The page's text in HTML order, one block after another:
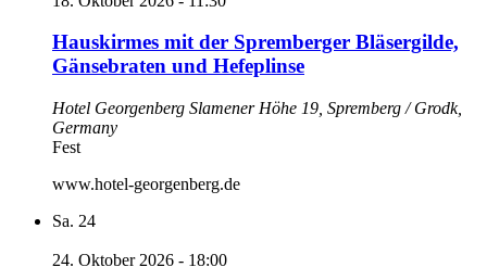
Hauskirmes mit der Spremberger Bläsergilde,
Gänsebraten und Hefeplinse
Hotel Georgenberg Slamener Höhe 19, Spremberg / Grodk,
Germany
Fest
www.hotel-georgenberg.de
Sa. 24
24. Oktober 2026 - 18:00